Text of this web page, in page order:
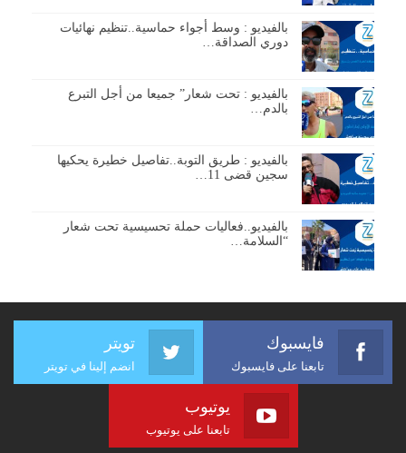
بالفيديو : وسط أجواء حماسية..تنظيم نهائيات
دوري الصداقة…
بالفيديو : تحت شعار” جميعا من أجل التبرع
بالدم…
بالفيديو : طريق التوبة..تفاصيل خطيرة يحكيها
سجين قضى 11…
بالفيديو..فعاليات حملة تحسيسية تحت شعار
“السلامة…
فايسبوك
تابعنا على فايسبوك
تويتر
انضم إلينا في تويتر
يوتيوب
تابعنا على يوتيوب